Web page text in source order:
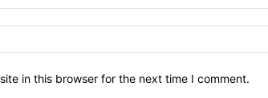
in this browser for the next time I comment.